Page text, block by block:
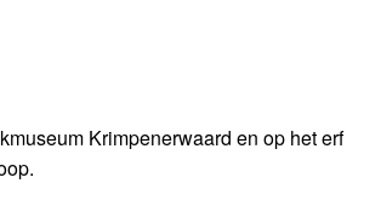
Krimpenerwaard en op het erf